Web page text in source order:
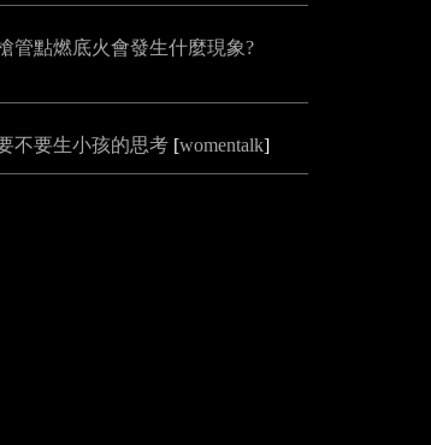
管點燃底火會發生什麼現象?
不要生小孩的思考 [womentalk]